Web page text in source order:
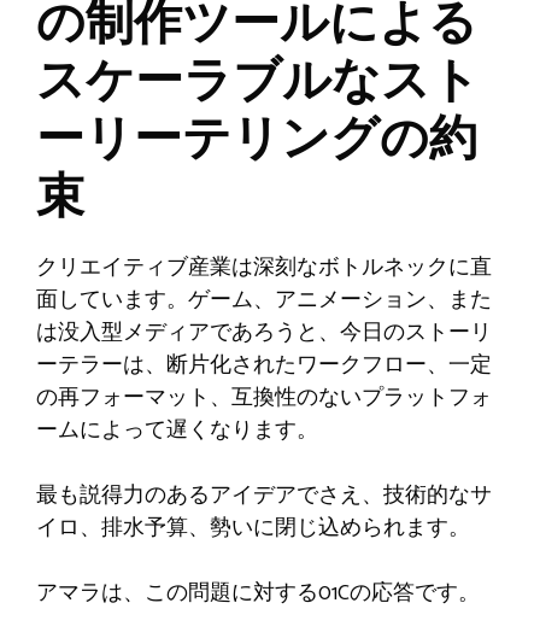
の制作ツールによる
スケーラブルなスト
ーリーテリングの約
束
クリエイティブ産業は深刻なボトルネックに直
面しています。ゲーム、アニメーション、また
は没入型メディアであろうと、今日のストーリ
ーテラーは、断片化されたワークフロー、一定
の再フォーマット、互換性のないプラットフォ
ームによって遅くなります。
最も説得力のあるアイデアでさえ、技術的なサ
イロ、排水予算、勢いに閉じ込められます。
アマラは、この問題に対する01Cの応答です。